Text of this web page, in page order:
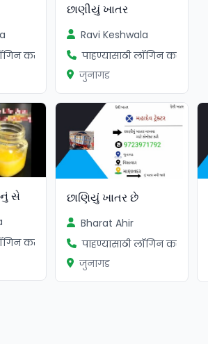
करा
છાણીયું ખાતર
Ravi Keshwala
पाहण्यासाठी लॉगिन करा
जुनागड
નું સે
करा
છાણિયું ખાતર છે
Bharat Ahir
पाहण्यासाठी लॉगिन करा
जुनागड